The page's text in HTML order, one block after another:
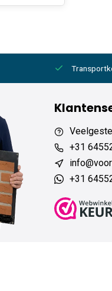
levertijd
+31
+31